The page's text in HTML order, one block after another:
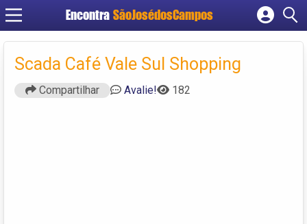
Encontra SãoJosédosCampos
Cadastrar empresa
Criar conta
Scada Café Vale Sul Shopping
Compartilhar Avalie! 182